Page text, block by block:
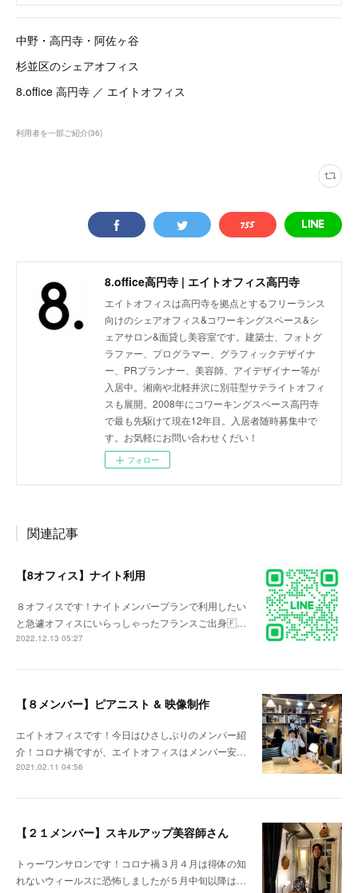
中野・高円寺・阿佐ヶ谷
杉並区のシェアオフィス
8.office 高円寺 ／ エイトオフィス
利用者を一部ご紹介(36)
8.office高円寺 | エイトオフィス高円寺
エイトオフィスは高円寺を拠点とするフリーランス
向けのシェアオフィス&コワーキングスペース&シ
ェアサロン&面貸し美容室です。建築士、フォトグ
ラファー、プログラマー、グラフィックデザイナ
ー、PRプランナー、美容師、アイデザイナー等が
入居中。湘南や北軽井沢に別荘型サテライトオフィ
スも展開。2008年にコワーキングスペース高円寺
で最も先駆けて現在12年目。入居者随時募集中で
す。お気軽にお問い合わせくだい！
フォロー
関連記事
【8オフィス】ナイト利用
８オフィスです！ナイトメンバープランで利用したい
と急遽オフィスにいらっしゃったフランスご出身🇫…
2022.12.13 05:27
【８メンバー】ピアニスト & 映像制作
エイトオフィスです！今日はひさしぶりのメンバー紹
介！コロナ禍ですが、エイトオフィスはメンバー安…
2021.02.11 04:56
【２１メンバー】スキルアップ美容師さん
トゥーワンサロンです！コロナ禍３月４月は得体の知
れないウィールスに恐怖しましたが５月中旬以降は…